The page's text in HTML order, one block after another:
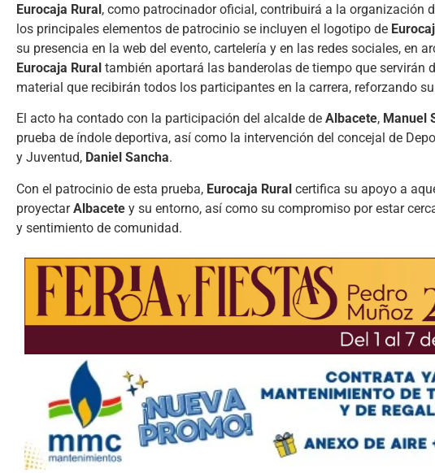
Eurocaja Rural, como patrocinador oficial, contribuirá a la organización
los principales elementos de patrocinio se incluyen el logotipo de
su presencia en la web del evento, cartelería y en las redes sociales, en
Eurocaja Rural también aportará las banderolas de tiempo que
material que recibirán todos los participantes en la carrera, reforzando
El acto ha contado con la participación del alcalde de Albacete, Manuel
prueba de índole deportiva, así como la intervención del concejal de
y Juventud, Daniel Sancha.
Con el patrocinio de esta prueba, Eurocaja Rural certifica su apoyo a
proyectarAlbacete y su entorno, así como su compromiso por estar
y sentimiento de comunidad.